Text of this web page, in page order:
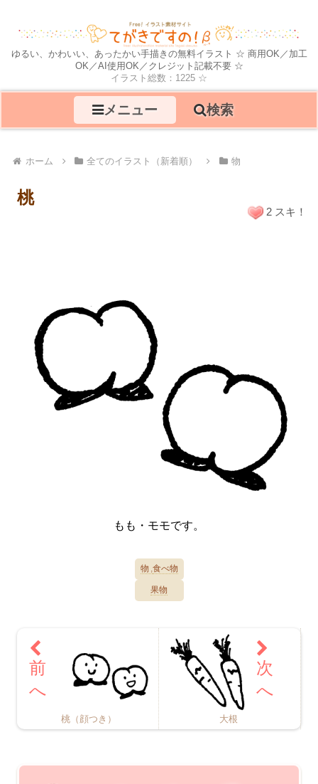
ゆるい、かわいい、あったかい手描きの無料イラスト ☆ 商用OK／加工
OK／AI使用OK／クレジット記載不要 ☆
イラスト総数：1225 ☆
メニュー 検索
ホーム 全てのイラスト（新着順） 物
桃
もも・モモです。
物 食べ物
果物
2 スキ！
桃（顔つき） 大根